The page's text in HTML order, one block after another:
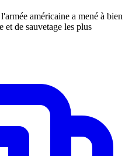
américaine a mené à bien
et de sauvetage les plus